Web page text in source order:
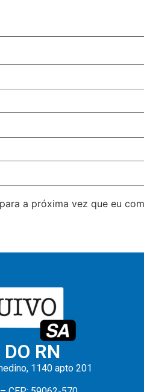
a próxima vez que eu
RN
1140 apto 201